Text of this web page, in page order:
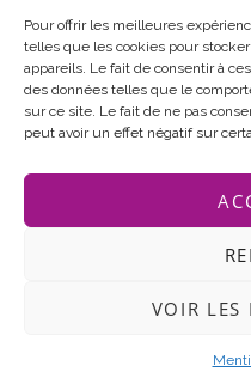
Pour offrir les meilleures
telles que les cookies pour
appareils. Le fait de consentir à
des données telles que le
sur ce site. Le fait de ne pas
peut avoir un effet négatif sur
VOIR LES
news parents poisson
programmes ram
soutien sport street
tourisme yoga
Communauté de